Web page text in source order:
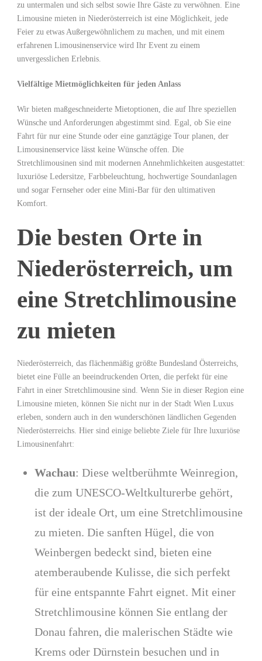
zu untermalen und sich selbst sowie Ihre Gäste zu verwöhnen. Eine
Limousine mieten in Niederösterreich ist eine Möglichkeit, jede
Feier zu etwas Außergewöhnlichem zu machen, und mit einem
erfahrenen Limousinenservice wird Ihr Event zu einem
unvergesslichen Erlebnis.
Vielfältige Mietmöglichkeiten für jeden Anlass
Wir bieten maßgeschneiderte Mietoptionen, die auf Ihre speziellen
Wünsche und Anforderungen abgestimmt sind. Egal, ob Sie eine
Fahrt für nur eine Stunde oder eine ganztägige Tour planen, der
Limousinenservice lässt keine Wünsche offen. Die
Stretchlimousinen sind mit modernen Annehmlichkeiten ausgestattet:
luxuriöse Ledersitze, Farbbeleuchtung, hochwertige Soundanlagen
und sogar Fernseher oder eine Mini-Bar für den ultimativen
Komfort.
Die besten Orte in
Niederösterreich, um
eine Stretchlimousine
zu mieten
Niederösterreich, das flächenmäßig größte Bundesland Österreichs,
bietet eine Fülle an beeindruckenden Orten, die perfekt für eine
Fahrt in einer Stretchlimousine sind. Wenn Sie in dieser Region eine
Limousine mieten, können Sie nicht nur in der Stadt Wien Luxus
erleben, sondern auch in den wunderschönen ländlichen Gegenden
Niederösterreichs. Hier sind einige beliebte Ziele für Ihre luxuriöse
Limousinenfahrt:
Wachau: Diese weltberühmte Weinregion,
die zum UNESCO-Weltkulturerbe gehört,
ist der ideale Ort, um eine Stretchlimousine
zu mieten. Die sanften Hügel, die von
Weinbergen bedeckt sind, bieten eine
atemberaubende Kulisse, die sich perfekt
für eine entspannte Fahrt eignet. Mit einer
Stretchlimousine können Sie entlang der
Donau fahren, die malerischen Städte wie
Krems oder Dürnstein besuchen und in